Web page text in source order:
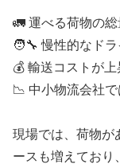
🚛 運べる荷物の
🧑‍🔧 慢性的なド
💰 輸送コストが
📉 中小物流会社
現場では、荷物が
ースも増えており、